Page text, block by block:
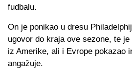
fudbalu.
On je ponikao u dresu
ugovor do kraja ove sezone, te
iz Amerike, ali i Evrope pokazao
angažuje.